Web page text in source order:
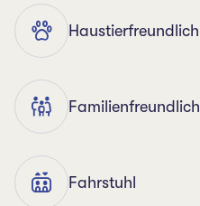
Haustierfreundlich
Familienfreundlich
Fahrstuhl